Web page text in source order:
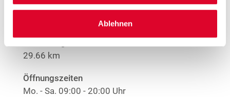
Ablehnen
Ittlinger Straße 146
29.66 km
Öffnungszeiten
Mo. - Sa. 09:00 - 20:00 Uhr